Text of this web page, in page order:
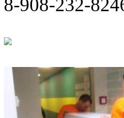
8-908-232-